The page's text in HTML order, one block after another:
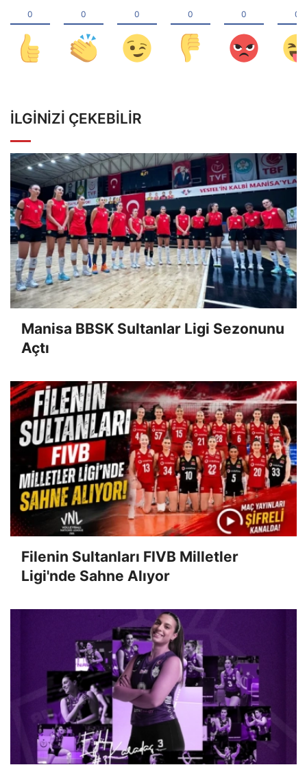
İLGINIZI ÇEKEBILIR
Manisa BBSK Sultanlar Ligi Sezonunu
Açtı
Filenin Sultanları FIVB Milletler
Ligi'nde Sahne Alıyor